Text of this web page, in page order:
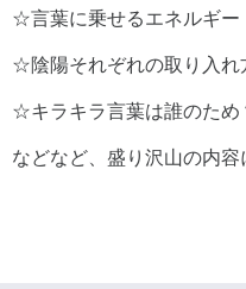
☆言葉に乗せるエネルギー
☆陰陽それぞれの取り入れ
☆キラキラ言葉は誰のため
などなど、盛り沢山の内容